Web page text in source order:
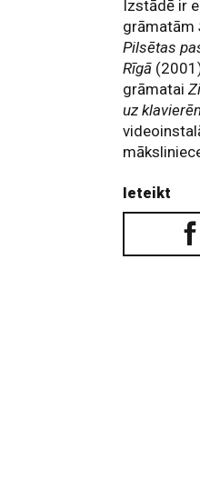
Izstādē ir
grāmatām
Pilsētas
Rīgā
grāmatai
uz
Ieteikt